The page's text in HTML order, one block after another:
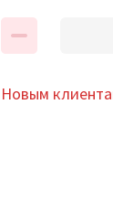
Новым